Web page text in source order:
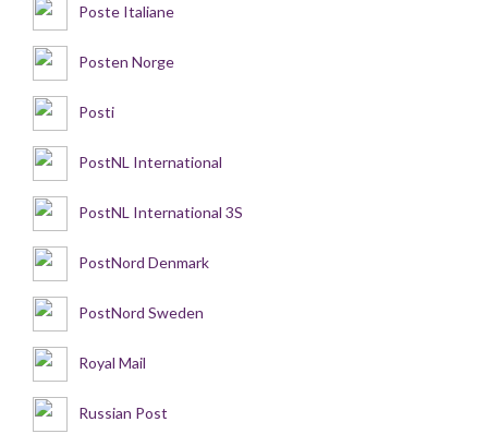
Poste Italiane
Posten Norge
Posti
PostNL International
PostNL International 3S
PostNord Denmark
PostNord Sweden
Royal Mail
Russian Post